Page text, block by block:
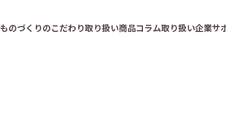
ものづくりのこだわり取り扱い商品コラム取り扱い企業サ